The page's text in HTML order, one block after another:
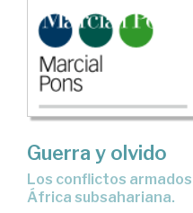
Guerra y olvido
los conflictos armados y los estados frágiles en
África subsahariana.